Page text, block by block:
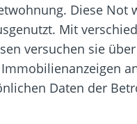
Diese Not
Mit
versuchen sie über
Daten der